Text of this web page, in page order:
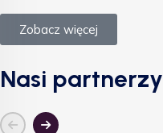
Zobacz więcej
Nasi partnerzy